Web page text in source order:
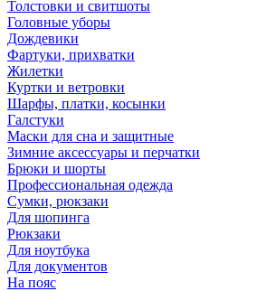
Толстовки и свитшоты
Головные уборы
Дождевики
Фартуки, прихватки
Жилетки
Куртки и ветровки
Шарфы, платки, косынки
Галстуки
Маски для сна и защитные
Зимние аксессуары и перчатки
Брюки и шорты
Профессиональная одежда
Сумки, рюкзаки
Для шопинга
Рюкзаки
Для ноутбука
Для документов
На пояс